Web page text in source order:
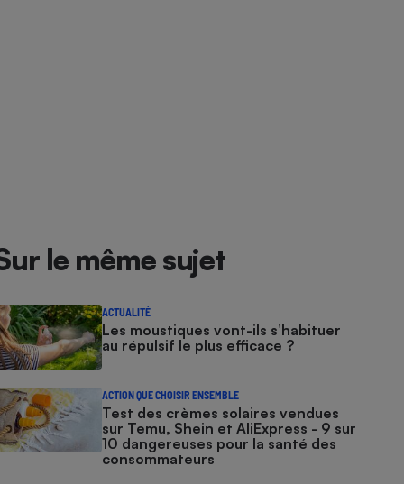
le même sujet
ACTUALITÉ
Les moustiques vont-ils s’habituer
au répulsif le plus efficace ?
ACTION QUE CHOISIR ENSEMBLE
Test des crèmes solaires vendues
sur Temu, Shein et AliExpress - 9 sur
10 dangereuses pour la santé des
consommateurs